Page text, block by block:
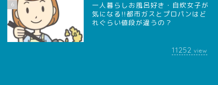
6
一人暮らしお風呂好き・自炊女子が
気になる!!都市ガスとプロパンはど
れぐらい値段が違うの？
11252 view